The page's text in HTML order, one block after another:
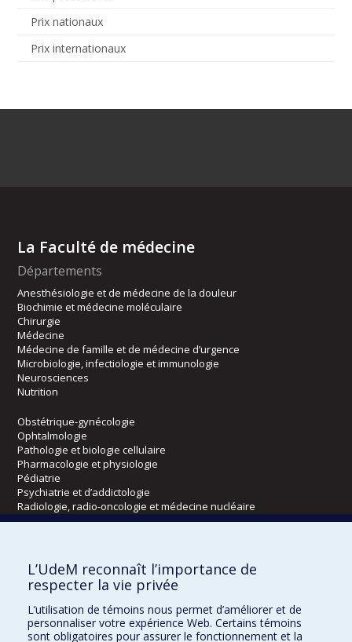
Prix nationaux
Prix internationaux
La Faculté de médecine
Départements
Anesthésiologie et de médecine de la douleur
Biochimie et médecine moléculaire
Chirurgie
Médecine
Médecine de famille et de médecine d’urgence
Microbiologie, infectiologie et immunologie
Neurosciences
Nutrition
Obstétrique-gynécologie
Ophtalmologie
Pathologie et biologie cellulaire
Pharmacologie et physiologie
Pédiatrie
Psychiatrie et d’addictologie
Radiologie, radio-oncologie et médecine nucléaire
Kinésiologie et des sciences de l’activité physique
Orthophonie et audiologie
Réadaptation
L’UdeM reconnaît l’importance de
respecter la vie privée
L’utilisation de témoins nous permet d’améliorer et de
personnaliser votre expérience Web. Certains témoins
sont obligatoires pour assurer le fonctionnement et la